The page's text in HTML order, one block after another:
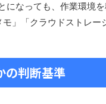
になっても、作業環境
」「クラウドストレー
の判断基準